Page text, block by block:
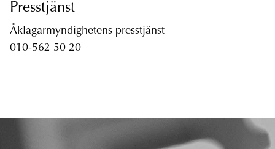
Presstjänst
Åklagarmyndighetens presstjänst
010-562 50 20